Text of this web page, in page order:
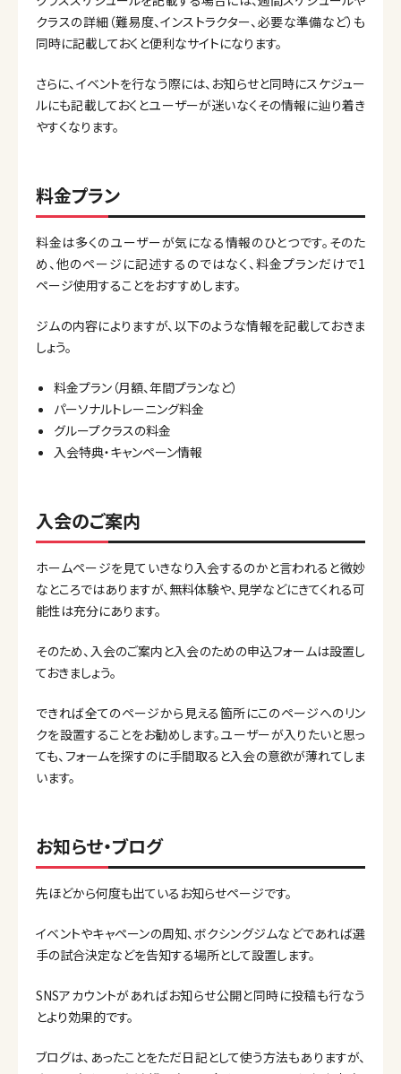
クラスの詳細（難易度、インストラクター、必要な準備など）も
同時に記載しておくと便利なサイトになります。
さらに、イベントを行なう際には、お知らせと同時にスケジュー
ルにも記載しておくとユーザーが迷いなくその情報に辿り着き
やすくなります。
料金プラン
料金は多くのユーザーが気になる情報のひとつです。そのた
め、他のページに記述するのではなく、料金プランだけで1
ページ使用することをおすすめします。
ジムの内容によりますが、以下のような情報を記載しておきま
しょう。
料金プラン（月額、年間プランなど）
パーソナルトレーニング料金
グループクラスの料金
入会特典・キャンペーン情報
入会のご案内
ホームページを見ていきなり入会するのかと言われると微妙
なところではありますが、無料体験や、見学などにきてくれる可
能性は充分にあります。
そのため、入会のご案内と入会のための申込フォームは設置し
ておきましょう。
できれば全てのページから見える箇所にこのページへのリン
クを設置することをお勧めします。ユーザーが入りたいと思っ
ても、フォームを探すのに手間取ると入会の意欲が薄れてしま
います。
お知らせ・ブログ
先ほどから何度も出ているお知らせページです。
イベントやキャペーンの周知、ボクシングジムなどであれば選
手の試合決定などを告知する場所として設置します。
SNSアカウントがあればお知らせ公開と同時に投稿も行なう
とより効果的です。
ブログは、あったことをただ日記として使う方法もありますが、